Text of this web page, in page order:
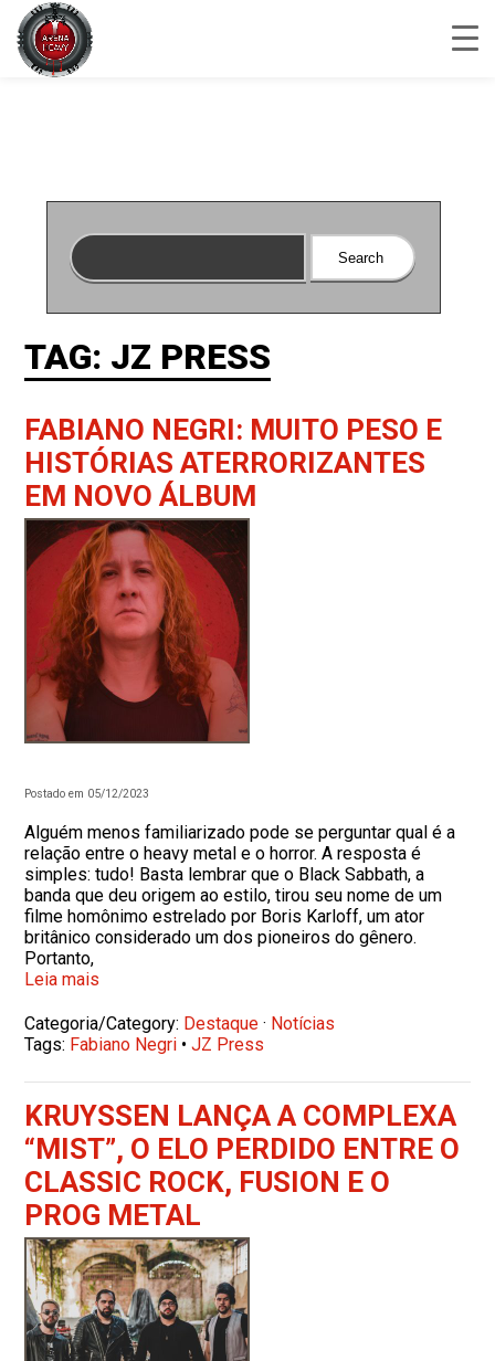
TAG: JZ PRESS
FABIANO NEGRI: MUITO PESO E
HISTÓRIAS ATERRORIZANTES
EM NOVO ÁLBUM
Postado em 05/12/2023
Alguém menos familiarizado pode se perguntar qual é a
relação entre o heavy metal e o horror. A resposta é
simples: tudo! Basta lembrar que o Black Sabbath, a
banda que deu origem ao estilo, tirou seu nome de um
filme homônimo estrelado por Boris Karloff, um ator
britânico considerado um dos pioneiros do gênero.
Portanto,
Leia mais
Categoria/Category: Destaque · Notícias
Tags: Fabiano Negri •JZ Press
KRUYSSEN LANÇA A COMPLEXA
“MIST”, O ELO PERDIDO ENTRE O
CLASSIC ROCK, FUSION E O
PROG METAL